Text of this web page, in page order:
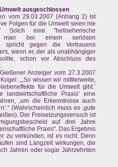
ausgeschlossen
vom 29.03.2007 (Anhang 2) ist
Folgen für die Umwelt seien nie
Solch eine "hellseherische
man bei einem seriösen
spricht gegen die Vertrauens
wenn er, der als unabhängiger
schon vor Abschluss des
Anzeiger vom 27.3.2007
„,So wissen wir mittlerweile,
für die Umwelt gibt.’
Praxis’ eine
,um die Erkenntnisse auch
(Wahrscheinlich muss es ‚gute
Der Freisetzungsversuch ist
auf drei Jahre
Praxis“. Das Ergebnis
zu verkünden, ist es nicht. Denn
sind Langzeit wirkungen, die
Jahren oder sogar Jahrzehnten